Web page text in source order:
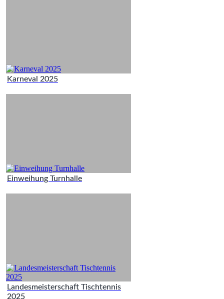
Karneval 2025
Einweihung Turnhalle
Landesmeisterschaft Tischtennis
2025